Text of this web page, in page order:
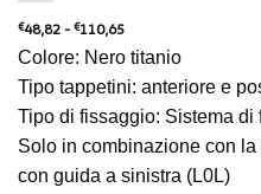
€48,82 - €110,65Fascia
prezzo:
da
€48,82
a
€110,65
Colore: Nero titanio
Tipo tappetini: anteriore e
Tipo di fissaggio: Sistema di
Solo in combinazione con
con guida a sinistra (L0L)